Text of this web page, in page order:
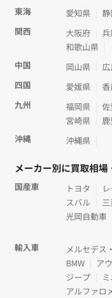
東海
愛知県
関西
大阪府
和歌山県
中国
岡山県
四国
愛媛県
九州
福岡県
宮崎県
沖縄
沖縄県
メーカー別に買取相場
国産車 トヨタ
スバル
光岡自動車
輸入車 メルセデス
BMW
ア
ジープ
アルファロ